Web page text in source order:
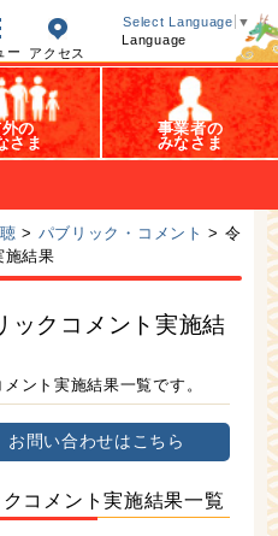
ー アクセス
Select Language ▼
Language
の
さま
事業者の
みなさま
> パブリック・コメント > 令
施結果
ックコメント実施結
ント実施結果一覧です。
お問い合わせはこちら
コメント実施結果一覧